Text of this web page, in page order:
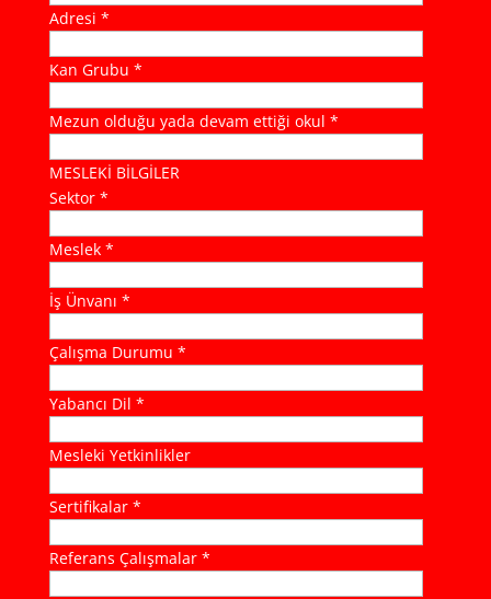
Adresi *
Kan Grubu *
Mezun olduğu yada devam ettiği okul *
MESLEKİ BİLGİLER
Sektor *
Meslek *
İş Ünvanı *
Çalışma Durumu *
Yabancı Dil *
Mesleki Yetkinlikler
Sertifikalar *
Referans Çalışmalar *